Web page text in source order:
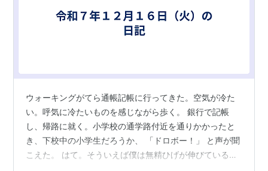
ウォーキングがてら通帳記帳に行ってきた。空気が冷た
い。呼気に冷たいものを感じながら歩く。 銀行で記帳
し、帰路に就く。小学校の通学路付近を通りかかったと
き、下校中の小学生だろうか、 「ドロボー！」 と声が聞
こえた。 はて。そういえば僕は無精ひげが伸びているこ